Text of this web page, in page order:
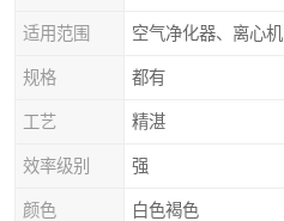
适用范围 空气净化器、离心机
规格 都有
工艺 精湛
效率级别 强
颜色 白色褐色